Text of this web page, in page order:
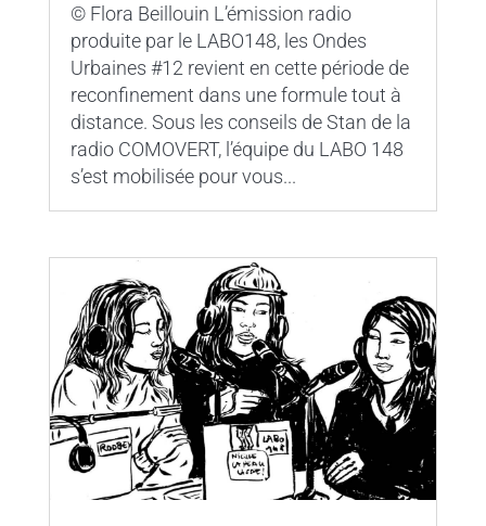
© Flora Beillouin L’émission radio
produite par le LABO148, les Ondes
Urbaines #12 revient en cette période de
reconfinement dans une formule tout à
distance. Sous les conseils de Stan de la
radio COMOVERT, l’équipe du LABO 148
s’est mobilisée pour vous...